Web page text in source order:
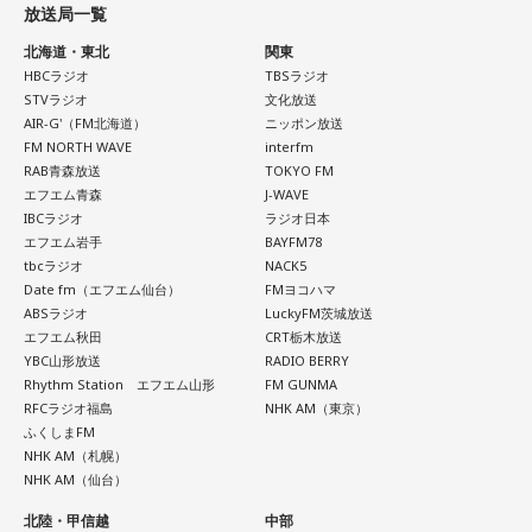
最後に森下さんは、「今、想いを伝えたい方」として、大好
きな存在であり、「自分が一番似ている」と感じるムーミン
トロールへ宛てた手紙を披露しました。
＜番組概要＞
番組名：日本郵便 SUNDAY'S POST
放送日時：毎週日曜 15:00～15:50
パーソナリティ：小山薫堂、宇賀なつみ
番組Webサイト：
https://www.tfm.co.jp/post/
番組公式X：
【3位】山羊座（やぎ座）
ワクワクに素直になれる日。趣味やクリエイティブなことに
時間を使うと、大きな達成感が得られそう。恋愛面でも新鮮
な展開が期待できるタイミングなので、気になる人がいるな
ら積極的に声をかけて。川べりを散歩すると気持ちがリフレ
ッシュできそう。
【4位】蟹座（かに座）
人の輪が広がる日。交流会やイベント、SNSでのつながりな
ど、いつもより少し広い世界に飛び込んでみると面白い出会
いがありそうです。フットワークは軽く、でも判断は慎重に
するのがポイント。ふと空を見上げると、良いアイデアが降
りてくるかも。
【5位】蠍座（さそり座）
人付き合いを丁寧に扱うと良い日。パートナーや仕事相手と
の間に、小さなすれ違いが起きるかも。理想を押しつけず、
相手の話に耳を傾ければ関係がなめらかになるはずです。歯
のケアをいつもより丁寧にすると、気持ちがシャキッとする
はず。
放送局一覧
北海道・東北
HBCラジオ
STVラジオ
AIR-G'（FM北海道）
FM NORTH WAVE
RAB青森放送
エフエム青森
IBCラジオ
エフエム岩手
tbcラジオ
Date fm（エフエム仙台）
ABSラジオ
エフエム秋田
YBC山形放送
Rhythm Station エフエム山形
RFCラジオ福島
ふくしまFM
NHK AM（札幌）
NHK AM（仙台）
関東
TBSラジオ
文化放送
ニッポン放送
interfm
TOKYO FM
J-WAVE
ラジオ日本
BAYFM78
NACK5
FMヨコハマ
LuckyFM茨城放送
CRT栃木放送
RADIO BERRY
FM GUNMA
NHK AM（東京）
北陸・甲信越 中部